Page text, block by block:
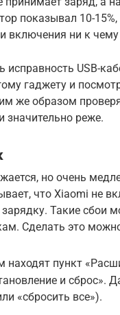
показывал 10-
включения ни к чему
USB-
гаджету и
же образом
значительно реже.
но очень
что Xiaomi не
Такие сбои
Сделать это
находят пункт
и сброс».
«сбросить все»).